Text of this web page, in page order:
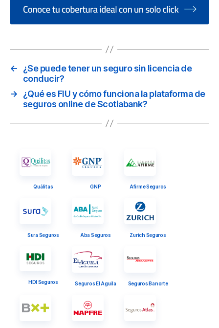
←
¿Se puede tener un seguro sin licencia de
conducir?
→
¿Qué es FIU y cómo funciona la plataforma de
seguros online de Scotiabank?
Quálitas GNP Afirme Seguros
Sura Seguros Aba Seguros Zurich Seguros
HDI Seguros Seguros El Aguila Seguros Banorte